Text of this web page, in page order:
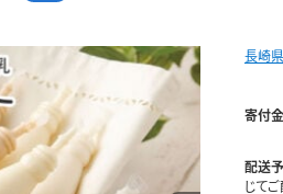
長崎
寄付
配送
じてご